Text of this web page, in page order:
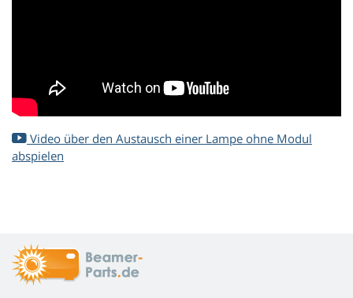
Video über den Austausch einer Lampe ohne Modul
abspielen